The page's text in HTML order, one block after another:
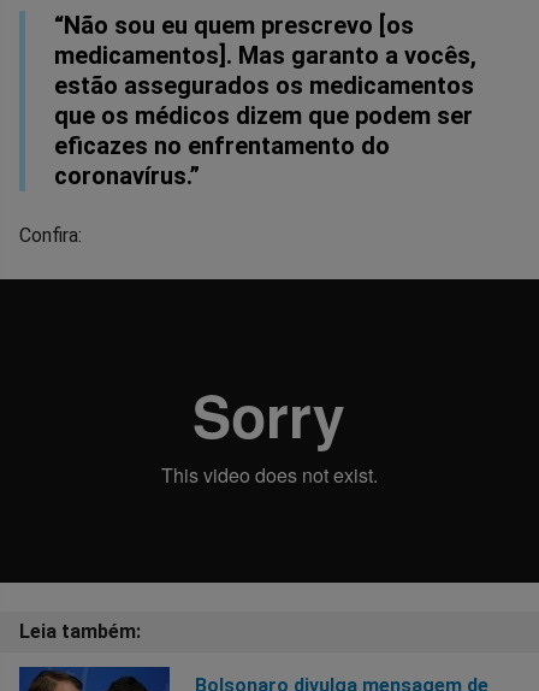
“Não sou eu quem prescrevo [os
medicamentos]. Mas garanto a vocês,
estão assegurados os medicamentos
que os médicos dizem que podem ser
eficazes no enfrentamento do
coronavírus.”
Confira:
Bolsonaro divulga mensagem de